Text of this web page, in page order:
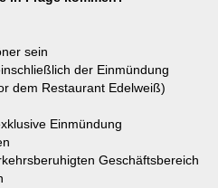
sein
der Einmündung
dem Restaurant Edelweiß)
Einmündung
Geschäftsbereich